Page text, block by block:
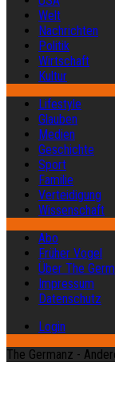
Welt
Nachrichten
Politik
Wirtschaft
Kultur
Lifestyle
Glauben
Medien
Geschichte
Sport
Familie
Verteidigung
Wissenschaft
Abo
Früher Vogel
Über The
Impressum
Datenschutz
Login
The Germanz -